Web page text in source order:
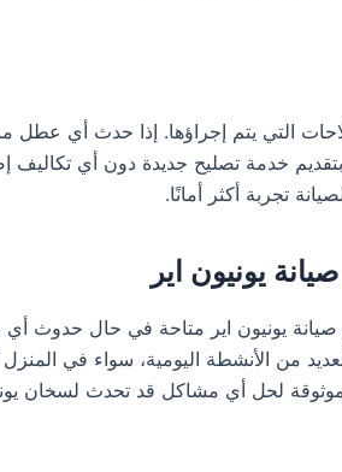
التي يتم إجراؤها. إذا حدث أي عطل
خدمة تصليح جديدة دون أي تكاليف
تجربة أكثر أمانًا.
يونيون اير
صيانة يونيون اير متاحة في حال حدوث
من الأنشطة اليومية، سواء في
لحل أي مشاكل قد تحدث لسخان